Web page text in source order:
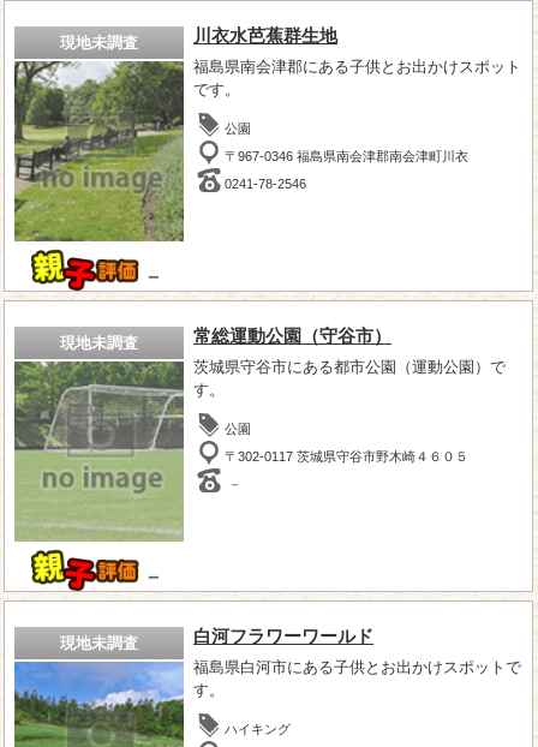
現地未調査
－
川衣水芭蕉群生地
福島県南会津郡にある子供とお出かけスポット
です。
公園
〒967-0346 福島県南会津郡南会津町川衣
0241-78-2546
現地未調査
－
常総運動公園（守谷市）
茨城県守谷市にある都市公園（運動公園）で
す。
公園
〒302-0117 茨城県守谷市野木崎４６０５
－
現地未調査 白河フラワーワールド
福島県白河市にある子供とお出かけスポットで
す。
ハイキング